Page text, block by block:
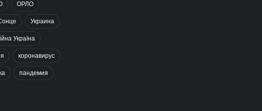
ОРЛО
Украина
Україна
коронавирус
пандемия